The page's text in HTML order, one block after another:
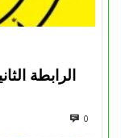
الرابطة
0